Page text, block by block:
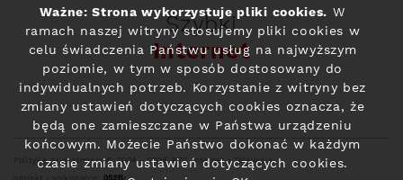
Szybki
Internet
Polityka prywatności© 2004 - 2026 RFC Internet i Telewizja
Ważne: Strona wykorzystuje pliki cookies. W
ramach naszej witryny stosujemy pliki cookies w
celu świadczenia Państwu usług na najwyższym
poziomie, w tym w sposób dostosowany do
indywidualnych potrzeb. Korzystanie z witryny bez
zmiany ustawień dotyczących cookies oznacza, że
będą one zamieszczane w Państwa urządzeniu
końcowym. Możecie Państwo dokonać w każdym
czasie zmiany ustawień dotyczących cookies.